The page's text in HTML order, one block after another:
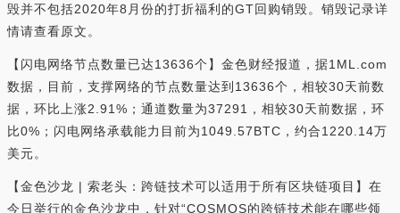
毁并不包括2020年8月份的打折福利的GT回购销毁。销毁记录详
情请查看原文。
【闪电网络节点数量已达13636个】金色财经报道，据1ML.com
数据，目前，支撑网络的节点数量达到13636个，相较30天前数
据，环比上涨2.91%；通道数量为37291，相较30天前数据，环
比0%；闪电网络承载能力目前为1049.57BTC，约合1220.14万
美元。
【金色沙龙 | 索老头：跨链技术可以适用于所有区块链项目】在
今日举行的金色沙龙中，针对“COSMOS的跨链技术能在哪些领